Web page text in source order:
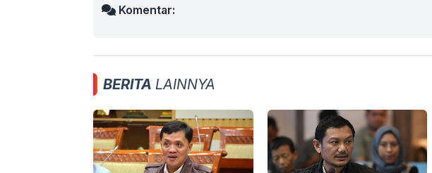
Komentar:
BERITA LAINNYA